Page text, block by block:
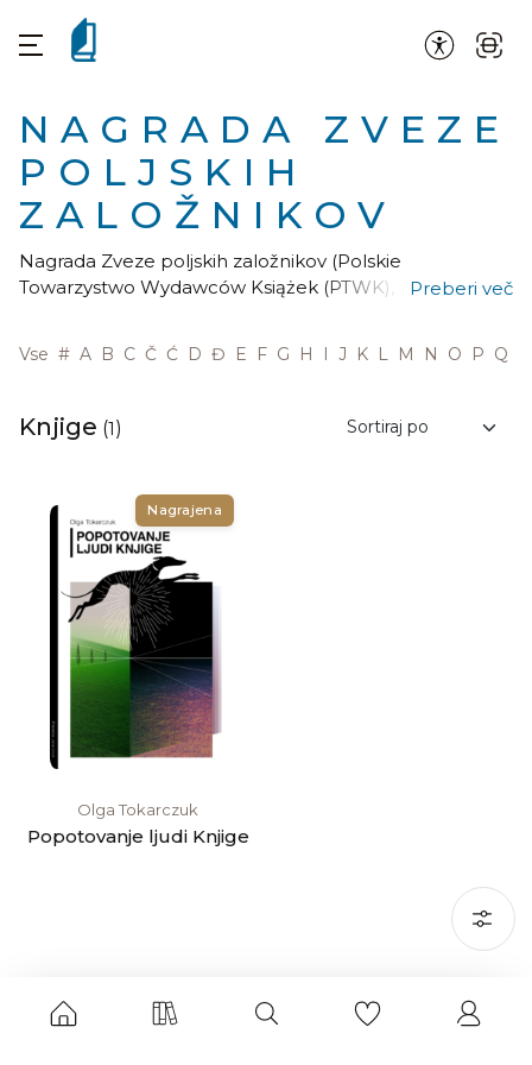
NAGRADA ZVEZE
POLJSKIH
ZALOŽNIKOV
Nagrada Zveze poljskih založnikov (Polskie
Towarzystwo Wydawców Książek (PTWK), Polish
leto podeljuje Zveza poljskih založnikov za najlepšo
knjigo, izdano v minulem letu. Nagrada je bila
visoko kakovostne poljske knjige. Založniki nagrajenih
in odmevnih knjig prejmejo častne diplome. Ustvarjalci
denarnimi nagradami.
Preberi več
Vse # A B C Č Ć D Đ E F G H I J K L M N O P Q
Knjige (1)
Nagrajena
Olga Tokarczuk
Popotovanje ljudi Knjige